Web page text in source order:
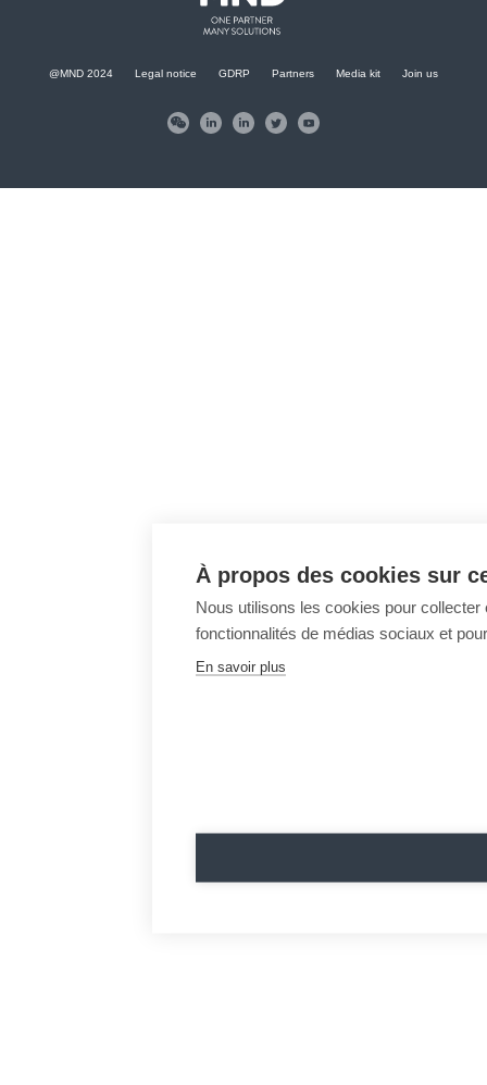
@MND 2024 Legal notice GDRP Partners Media kit Join us
À propos des cookies sur
Nous utilisons les cookies pour
fonctionnalités de médias sociaux et
En savoir plus